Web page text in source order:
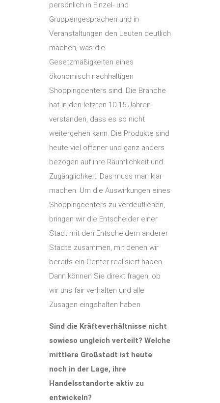
persönlich in Einzel- und
Gruppengesprächen und in
Veranstaltungen den Leuten deutlich
machen, was die
Gesetzmäßigkeiten eines
ökonomisch nachhaltigen
Shoppingcenters sind. Die Branche
hat in den letzten 10-15 Jahren
verstanden, dass es so nicht
weitergehen kann. Die Produkte sind
heute viel offener und ganz anders
bezogen auf ihre Räumlichkeit und
Zugänglichkeit. Das muss man klar
machen. Um die Auswirkungen eines
Shoppingcenters zu verdeutlichen,
bringen wir die Entscheider einer
Stadt mit den Entscheidern anderer
Städte zusammen, mit denen wir
bereits ein Center realisiert haben.
Dann können Sie direkt fragen, ob
wir uns fair verhalten und alle
Zusagen eingehalten haben.
Sind die Kräfteverhältnisse nicht
sowieso ungleich verteilt? Welche
mittlere Großstadt ist heute
noch in der Lage, ihre
Handelsstandorte aktiv zu
entwickeln?